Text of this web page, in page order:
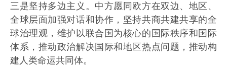
三是坚持多边主义。中方愿同欧方在双边、地区、
全球层面加强对话和协作，坚持共商共建共享的全
球治理观，维护以联合国为核心的国际秩序和国际
体系，推动政治解决国际和地区热点问题，推动构
建人类命运共同体。